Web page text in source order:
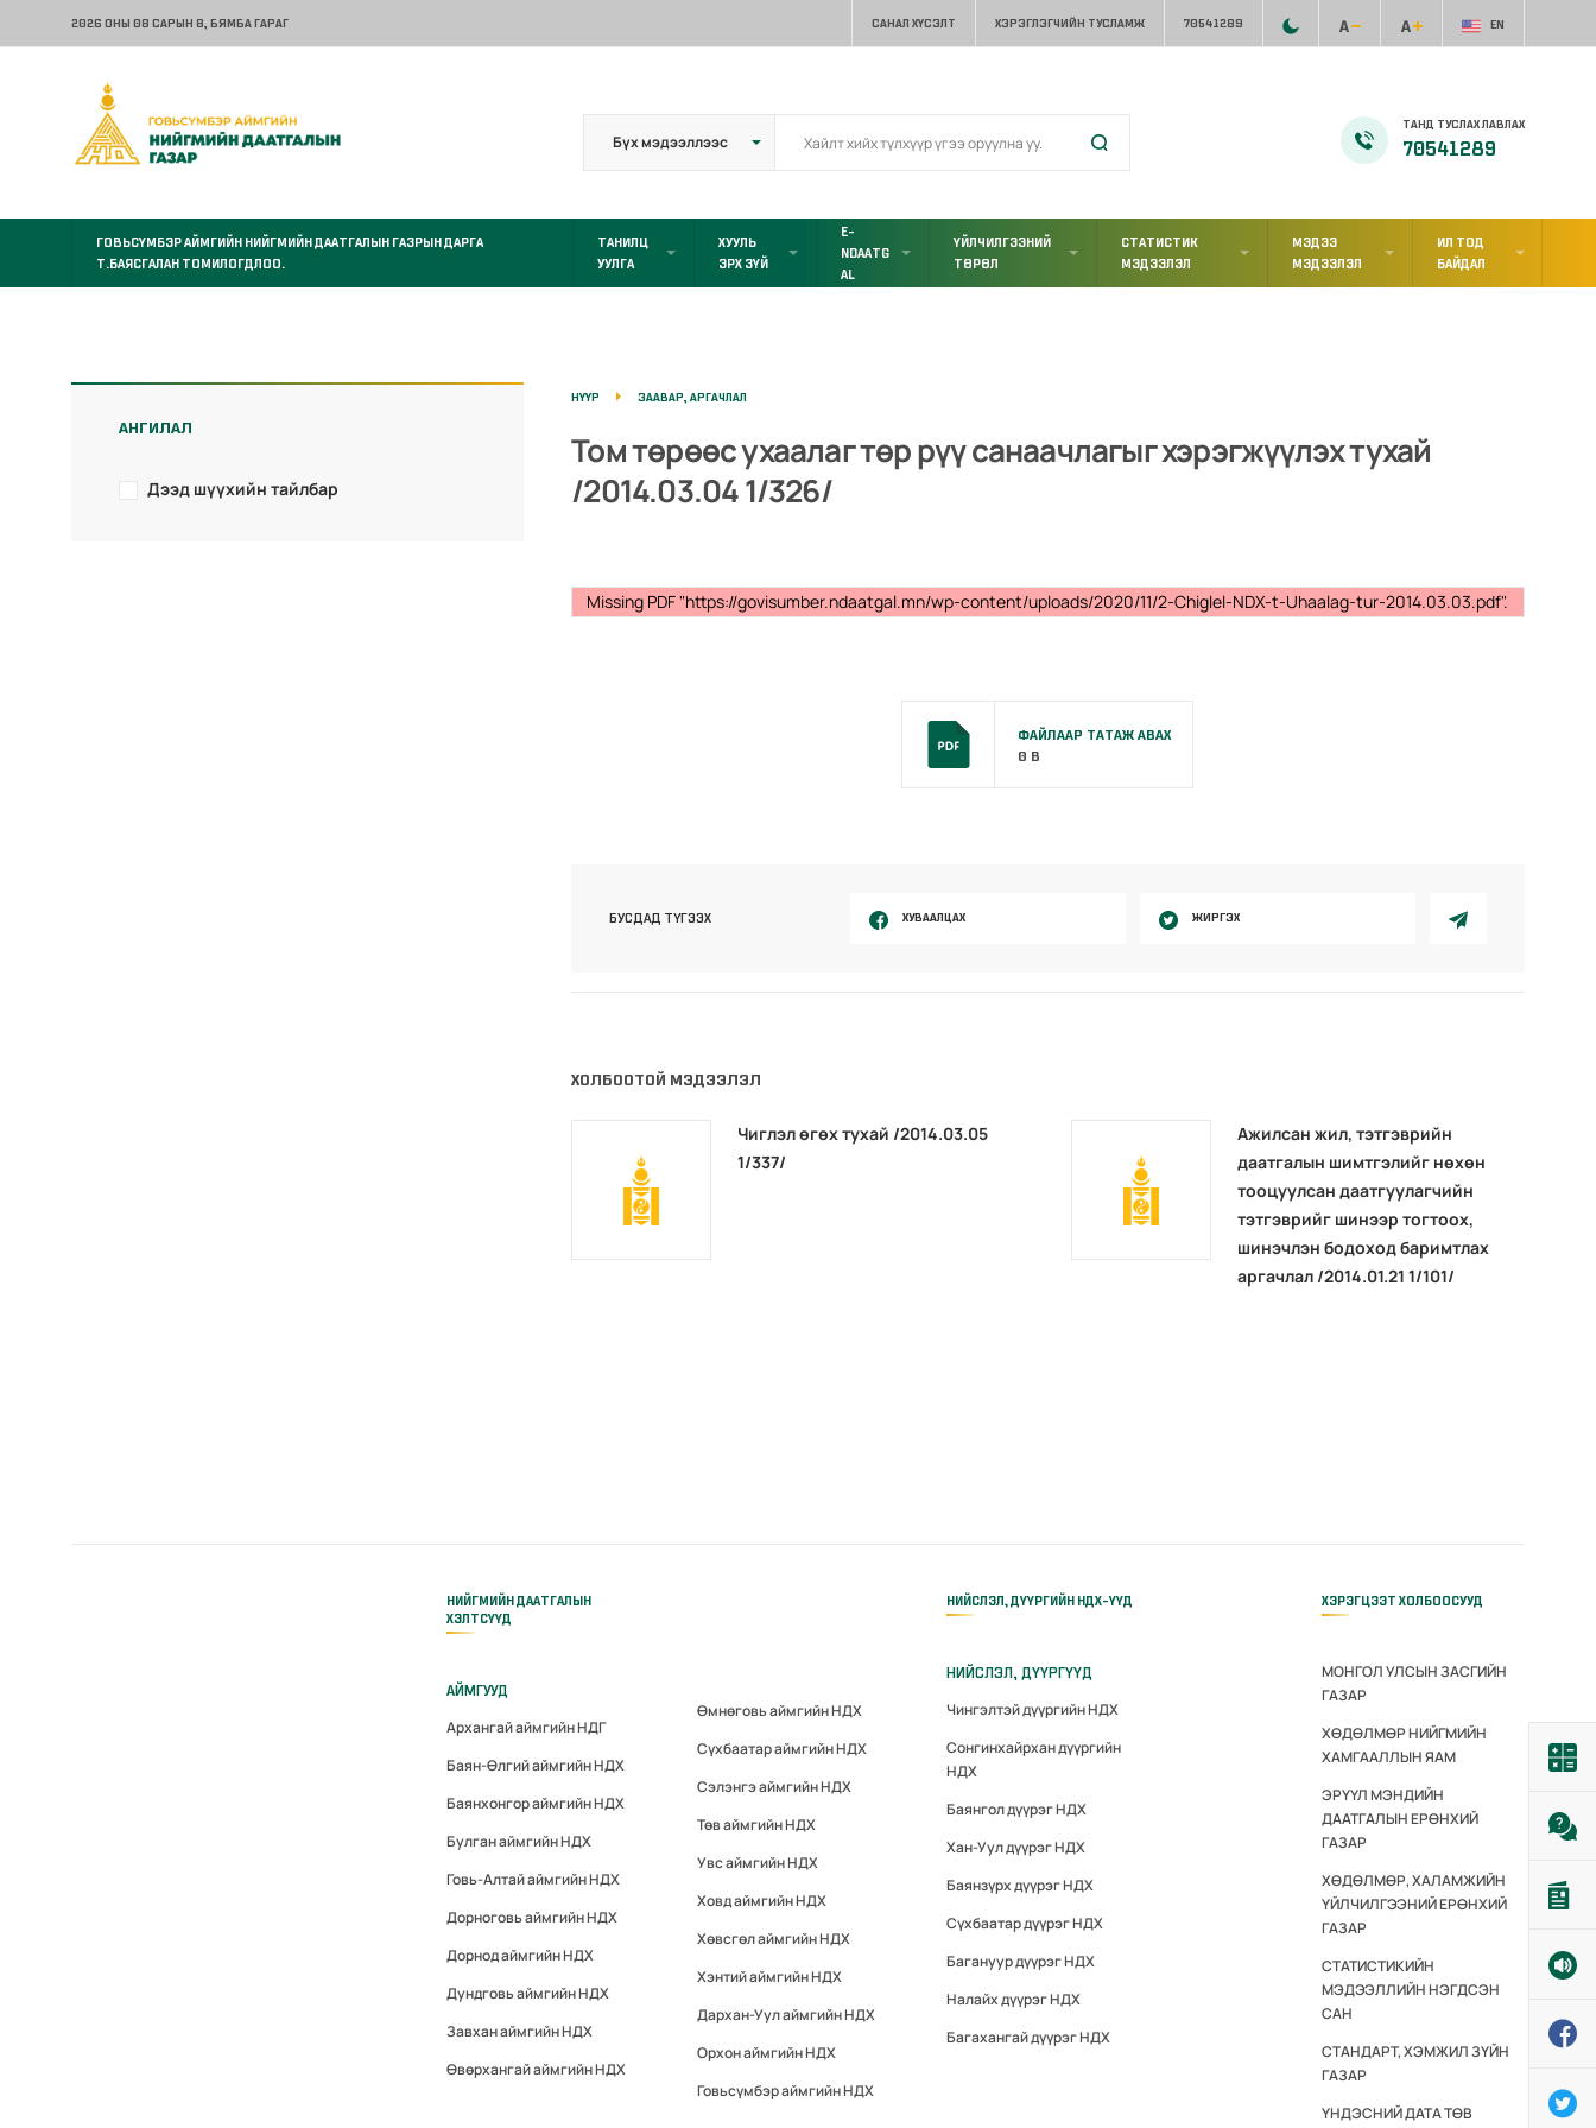
2026 ОНЫ 08 САРЫН 8, БЯМБА ГАРАГ САНАЛ ХҮСЭЛТ ХЭРЭГЛЭГЧИЙН ТУСЛАМЖ 70541289 EN
ТАНД ТУСЛАХ ЛАВЛАХ
70541289
ГОВЬСҮМБЭР АЙМГИЙН НИЙГМИЙН ДААТГАЛЫН ГАЗРЫН ДАРГА
Т.БАЯСГАЛАН ТОМИЛОГДЛОО.
ТАНИЛЦ
УУЛГА
ХУУЛЬ
ЭРХ ЗҮЙ
E-
NDAATG
AL
ҮЙЛЧИЛГЭЭНИЙ
ТӨРӨЛ
СТАТИСТИК
МЭДЭЭЛЭЛ
МЭДЭЭ
МЭДЭЭЛЭЛ
ИЛ ТОД
БАЙДАЛ
АНГИЛАЛ
Дээд шүүхийн тайлбар
НҮҮР ЗААВАР, АРГАЧЛАЛ
Том төрөөс ухаалаг төр рүү санаачлагыг хэрэгжүүлэх тухай
/2014.03.04 1/326/
Missing PDF "https://govisumber.ndaatgal.mn/wp-content/uploads/2020/11/2-Chiglel-NDX-t-Uhaalag-tur-2014.03.03.pdf".
ФАЙЛААР ТАТАЖ АВАХ
0 B
БУСДАД ТҮГЭЭХ ХУВААЛЦАХ ЖИРГЭХ
ХОЛБООТОЙ МЭДЭЭЛЭЛ
Чиглэл өгөх тухай /2014.03.05
1/337/
Ажилсан жил, тэтгэврийн
даатгалын шимтгэлийг нөхөн
тооцуулсан даатгуулагчийн
тэтгэврийг шинээр тогтоох,
шинэчлэн бодоход баримтлах
аргачлал /2014.01.21 1/101/
НИЙГМИЙН ДААТГАЛЫН
ХЭЛТСҮҮД
АЙМГУУД
Архангай аймгийн НДГ
Баян-Өлгий аймгийн НДХ
Баянхонгор аймгийн НДХ
Булган аймгийн НДХ
Говь-Алтай аймгийн НДХ
Дорноговь аймгийн НДХ
Дорнод аймгийн НДХ
Дундговь аймгийн НДХ
Завхан аймгийн НДХ
Өвөрхангай аймгийн НДХ
Өмнөговь аймгийн НДХ
Сүхбаатар аймгийн НДХ
Сэлэнгэ аймгийн НДХ
Төв аймгийн НДХ
Увс аймгийн НДХ
Ховд аймгийн НДХ
Хөвсгөл аймгийн НДХ
Хэнтий аймгийн НДХ
Дархан-Уул аймгийн НДХ
Орхон аймгийн НДХ
Говьсүмбэр аймгийн НДХ
НИЙСЛЭЛ, ДҮҮРГИЙН НДХ-ҮҮД
НИЙСЛЭЛ, ДҮҮРГҮҮД
Чингэлтэй дүүргийн НДХ
Сонгинхайрхан дүүргийн
НДХ
Баянгол дүүрэг НДХ
Хан-Уул дүүрэг НДХ
Баянзүрх дүүрэг НДХ
Сүхбаатар дүүрэг НДХ
Багануур дүүрэг НДХ
Налайх дүүрэг НДХ
Багахангай дүүрэг НДХ
ХЭРЭГЦЭЭТ ХОЛБООСУУД
МОНГОЛ УЛСЫН ЗАСГИЙН
ГАЗАР
ХӨДӨЛМӨР НИЙГМИЙН
ХАМГААЛЛЫН ЯАМ
ЭРҮҮЛ МЭНДИЙН
ДААТГАЛЫН ЕРӨНХИЙ
ГАЗАР
ХӨДӨЛМӨР, ХАЛАМЖИЙН
ҮЙЛЧИЛГЭЭНИЙ ЕРӨНХИЙ
ГАЗАР
СТАТИСТИКИЙН
МЭДЭЭЛЛИЙН НЭГДСЭН
САН
СТАНДАРТ, ХЭМЖИЛ ЗҮЙН
ГАЗАР
ҮНДЭСНИЙ ДАТА ТӨВ